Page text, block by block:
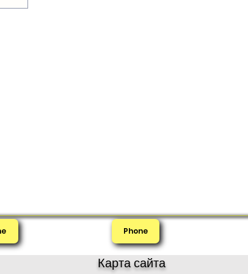
Phone
Карта сайта